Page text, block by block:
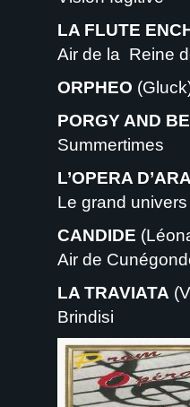
LA FLUTE
Air de la Reine
ORPHEO
PORGY AND
Summertimes
L’OPERA
Le grand univers
CANDIDE
Air de
LA TRAVIATA
Brindisi